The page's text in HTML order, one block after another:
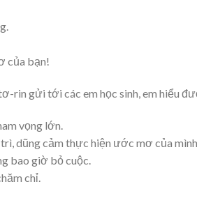
của bạn!
rin gửi tới các em học sinh, em hiểu
vọng lớn.
dũng cảm thực hiện ước mơ của
bao giờ bỏ cuộc.
chỉ.